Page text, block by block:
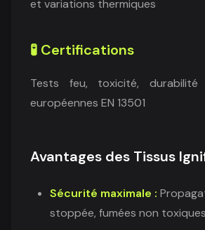
et variations thermiques
🧪 Certifications
Tests feu, toxicité, durabilité
européennes EN 13501
Avantages des Tissus
Sécurité maximale :
stoppée, fumées non toxiques